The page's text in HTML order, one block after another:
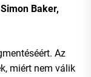
Baker,
Az
miért nem válik